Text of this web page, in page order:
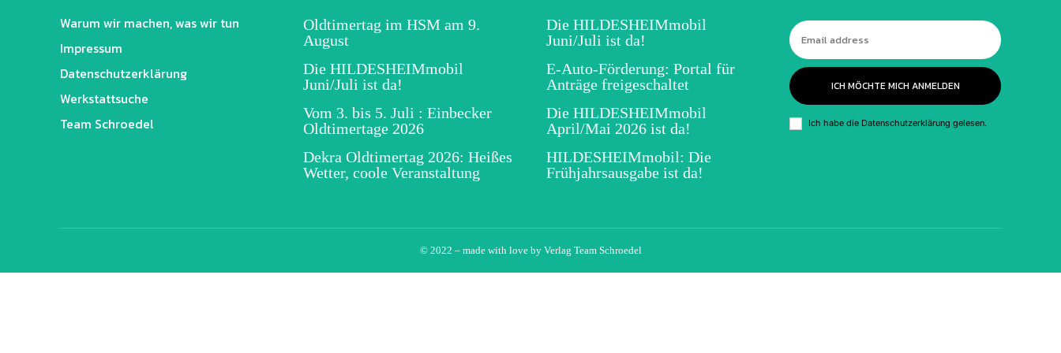
Warum wir machen, was wir tun
Impressum
Datenschutz­erklärung
Werkstattsuche
Team Schroedel
Oldtimertag im HSM am 9.
August
Die HILDESHEIMmobil
Juni/Juli ist da!
Vom 3. bis 5. Juli : Einbecker
Oldtimertage 2026
Dekra Oldtimertag 2026: Heißes
Wetter, coole Veranstaltung
Die HILDESHEIMmobil
Juni/Juli ist da!
E-Auto-Förderung: Portal für
Anträge freigeschaltet
Die HILDESHEIMmobil
April/Mai 2026 ist da!
HILDESHEIMmobil: Die
Frühjahrsausgabe ist da!
ICH MÖCHTE MICH ANMELDEN
Ich habe die Datenschutzerklärung gelesen.
© 2022 – made with love by Verlag Team Schroedel